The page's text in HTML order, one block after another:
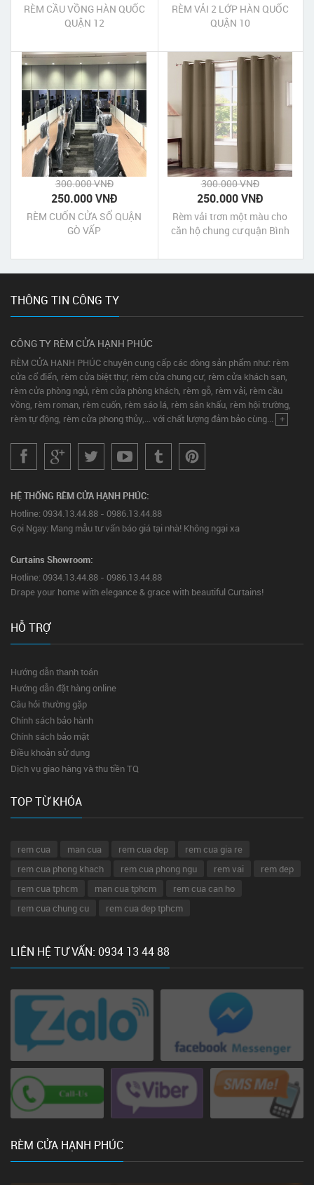
RÈM CẦU VỒNG HÀN QUỐC
QUẬN 12
RÈM VẢI 2 LỚP HÀN QUỐC
QUẬN 10
300.000 VNĐ
250.000 VNĐ
RÈM CUỐN CỬA SỔ QUẬN
GÒ VẤP
300.000 VNĐ
250.000 VNĐ
Rèm vải trơn một màu cho
căn hộ chung cư quận Bình
THÔNG TIN CÔNG TY
CÔNG TY RÈM CỬA HẠNH PHÚC
RÈM CỬA HẠNH PHÚC chuyên cung cấp các dòng sản phẩm như: rèm
cửa cổ điển, rèm cửa biệt thự, rèm cửa chung cư, rèm cửa khách sạn,
rèm cửa phòng ngủ, rèm cửa phòng khách, rèm gỗ, rèm vải, rèm cầu
vồng, rèm roman, rèm cuốn, rèm sáo lá, rèm sân khấu, rèm hội trường,
rèm tự động, rèm cửa phong thủy,... với chất lượng đảm bảo cùng... +
HỆ THỐNG RÈM CỬA HẠNH PHÚC:
Hotline: 0934.13.44.88 - 0986.13.44.88
Gọi Ngay: Mang mẫu tư vấn báo giá tại nhà! Không ngại xa
Curtains Showroom:
Hotline: 0934.13.44.88 - 0986.13.44.88
Drape your home with elegance & grace with beautiful Curtains!
HỖ TRỢ
Hướng dẫn thanh toán
Hướng dẫn đặt hàng online
Câu hỏi thường gặp
Chính sách bảo hành
Chính sách bảo mật
Điều khoản sử dụng
Dịch vụ giao hàng và thu tiền TQ
TOP TỪ KHÓA
rem cua man cua rem cua dep
rem cua gia re
rem cua phong khach
rem cua phong ngu rem vai
rem dep
rem cua tphcm
man cua tphcm
rem cua can ho
rem cua chung cu
rem cua dep tphcm
LIÊN HỆ TƯ VẤN: 0934 13 44 88
RÈM CỬA HẠNH PHÚC